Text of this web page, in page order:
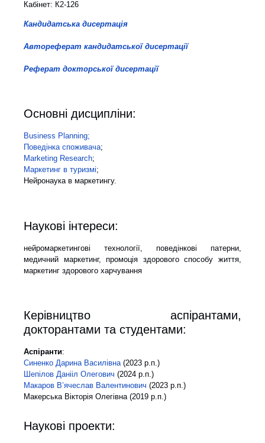
Кабінет: К2-126
Кандидатська дисертація
Автореферат кандидатської дисертації
Реферат докторської дисертації
Основні дисципліни:
Business Planning;
Поведінка споживача;
Marketing Research;
Маркетинг в туризмі;
Нейронаука в маркетингу.
Наукові інтереси:
нейромаркетингові технології, поведінкові патерни,
медичний маркетинг, промоція здорового способу життя,
маркетинг здорового харчування
Керівництво аспірантами,
докторантами та студентами:
Аспіранти:
Синенко Дарина Василівна(2023 р.п.)
Шепілов Данііл Олегович (2024 р.п.)
Макаров В’ячеслав Валентинович (2023 р.п.)
Макерська Вікторія Олегівна (2019 р.п.)
Наукові проекти: